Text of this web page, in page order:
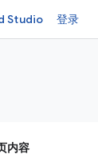
Studio 登录
内容